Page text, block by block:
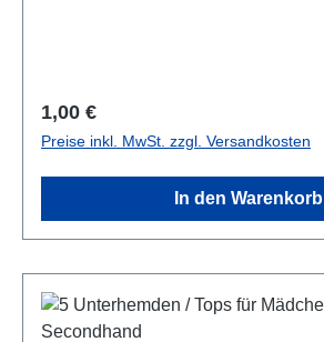
Regulärer Preis:
1,00 €
Preise inkl. MwSt. zzgl. Versandkosten
In den Warenkorb